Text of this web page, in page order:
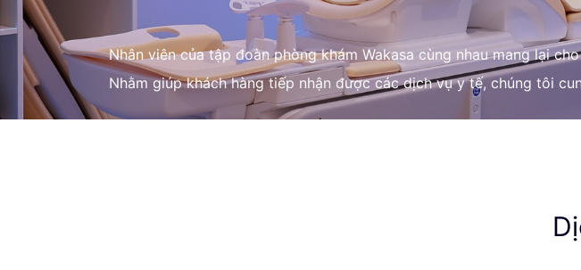
Nhân viên của tập đoàn phòng khám Wakasa cùng nhau mang lại
Nhằm giúp khách hàng tiếp nhận được các dịch vụ y tế, chúng tôi